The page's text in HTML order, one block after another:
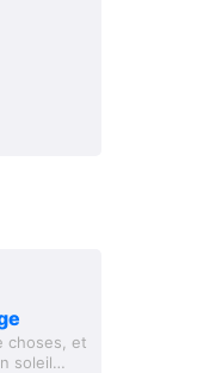
choses, et
soleil